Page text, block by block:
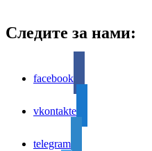
Следите за нами:
facebook
vkontakte
telegram